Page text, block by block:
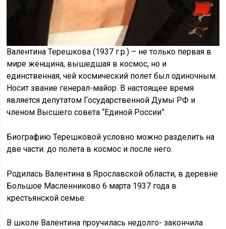
Валентина Терешкова (1937 г.р.) – не только первая в
мире женщина, вышедшая в космос, но и
единственная, чей космический полет был одиночным.
Носит звание генерал-майор. В настоящее время
является депутатом Государственной Думы РФ и
членом Высшего совета “Единой России”.
Биографию Терешковой условно можно разделить на
две части: до полета в космос и после него.
Родилась Валентина в Ярославской области, в деревне
Большое Масленниково 6 марта 1937 года в
крестьянской семье.
В школе Валентина проучилась недолго- закончила